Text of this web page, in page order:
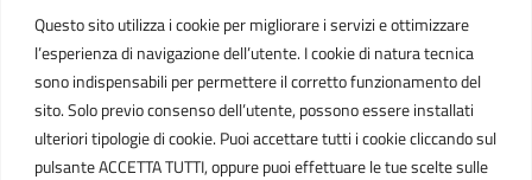
Questo sito utilizza i cookie per migliorare i servizi e ottimizzare
l’esperienza di navigazione dell’utente. I cookie di natura tecnica
sono indispensabili per permettere il corretto funzionamento del
sito. Solo previo consenso dell’utente, possono essere installati
ulteriori tipologie di cookie. Puoi accettare tutti i cookie cliccando sul
pulsante ACCETTA TUTTI, oppure puoi effettuare le tue scelte sulle
C.F. / P.IVA
IT01807790686
POSTA ELETTRONICA